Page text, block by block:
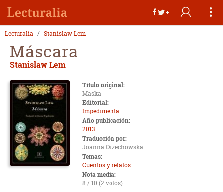
Lecturalia Stanislaw Lem
Máscara
Stanislaw Lem
Título original:
Maska
Editorial:
Impedimenta
Año publicación:
2013
Traducción por:
Joanna Orzechowska
Temas:
Cuentos y relatos
Nota media:
8 / 10 (2 votos)